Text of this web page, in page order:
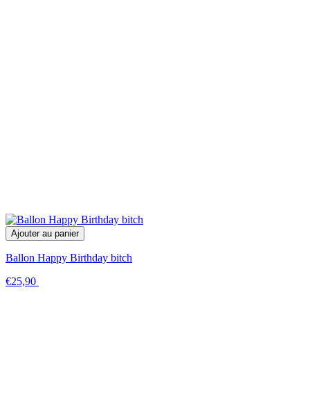
Ajouter au panier
Ballon Happy Birthday bitch
€25,90